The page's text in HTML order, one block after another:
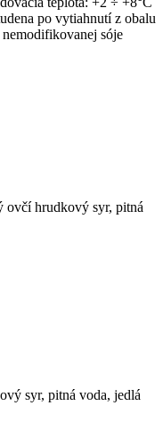
po vytiahnutí z obalu
sóje
ovčí hrudkový syr, pitná
syr, pitná voda, jedlá